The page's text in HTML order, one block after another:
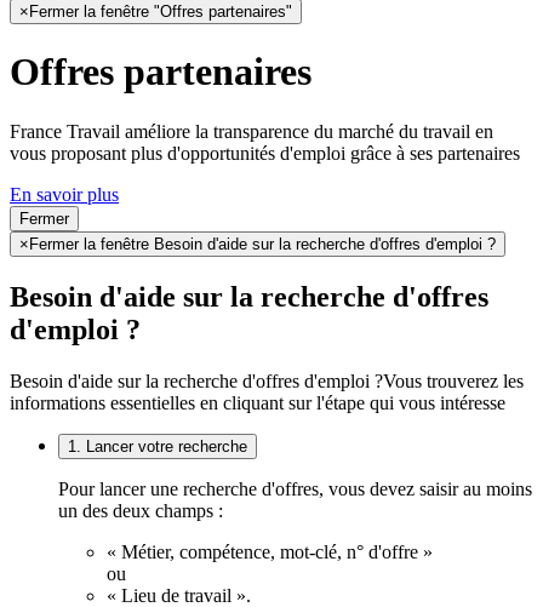
× Fermer la fenêtre "Offres partenaires"
Offres partenaires
France Travail améliore la transparence du marché du travail en
vous proposant plus d'opportunités d'emploi grâce à ses partenaires
En savoir plus
Fermer
×Fermer la fenêtre Besoin d'aide sur la recherche d'offres d'emploi ?
Besoin d'aide sur la recherche d'offres
d'emploi ?
Besoin d'aide sur la recherche d'offres d'emploi ?Vous trouverez les
informations essentielles en cliquant sur l'étape qui vous intéresse
1. Lancer votre recherche
Pour lancer une recherche d'offres, vous devez saisir au moins
un des deux champs :
« Métier, compétence, mot-clé, n° d'offre »
ou
« Lieu de travail ».